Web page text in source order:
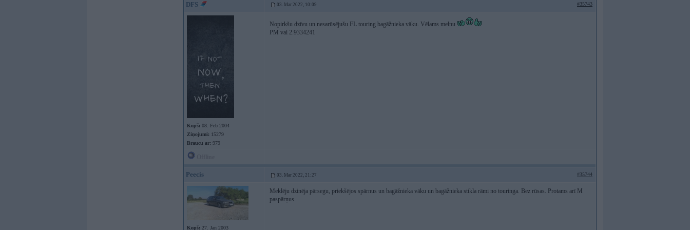
DFS 03. Mar 2022, 10:09 #35743
Kopš: 08. Feb 2004
Ziņojumi: 15279
Braucu ar: 979
Nopirkšu dzīvu un nesarūsējušu FL touring bagāžnieka vāku. Vēlams melnu
PM vai 2.9334241
Peecis 03. Mar 2022, 21:27 #35744
Kopš: 27. Jan 2003
Meklēju dzinēja pārsegu, priekšējos spārnus un bagāžnieka vāku un bagāžnieka stikla rāmi no touringa. Bez rūsas. Protams arī M
paspārņus